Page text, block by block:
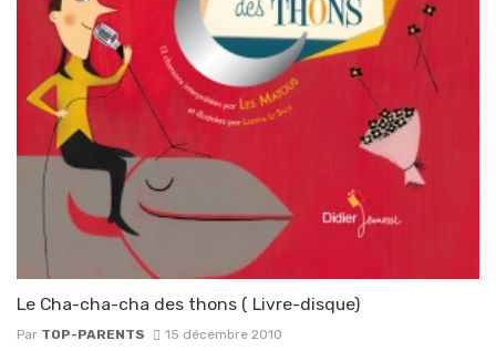
Le Cha-cha-cha des thons ( Livre-disque)
Par TOP-PARENTS 15 décembre 2010